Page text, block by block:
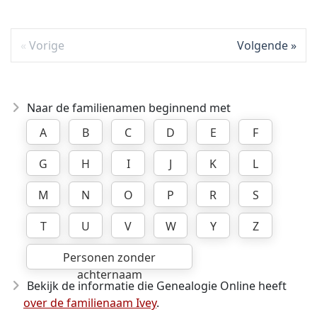
Vorige Volgende
Naar de familienamen beginnend met
A
B C D E
F
G
H I J K
L
M
N O P R
S
T
U V W Y
Z
Personen zonder
achternaam
Bekijk de informatie die Genealogie Online heeft
over de familienaam Ivey.